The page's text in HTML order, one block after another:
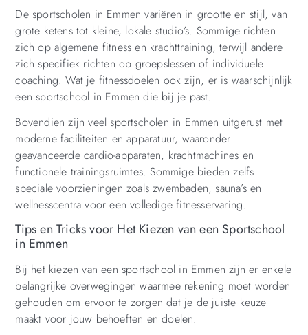
De sportscholen in Emmen variëren in grootte en stijl, van
grote ketens tot kleine, lokale studio’s. Sommige richten
zich op algemene fitness en krachttraining, terwijl andere
zich specifiek richten op groepslessen of individuele
coaching. Wat je fitnessdoelen ook zijn, er is waarschijnlijk
een sportschool in Emmen die bij je past.
Bovendien zijn veel sportscholen in Emmen uitgerust met
moderne faciliteiten en apparatuur, waaronder
geavanceerde cardio-apparaten, krachtmachines en
functionele trainingsruimtes. Sommige bieden zelfs
speciale voorzieningen zoals zwembaden, sauna’s en
wellnesscentra voor een volledige fitnesservaring.
Tips en Tricks voor Het Kiezen van een Sportschool
in Emmen
Bij het kiezen van een sportschool in Emmen zijn er enkele
belangrijke overwegingen waarmee rekening moet worden
gehouden om ervoor te zorgen dat je de juiste keuze
maakt voor jouw behoeften en doelen.